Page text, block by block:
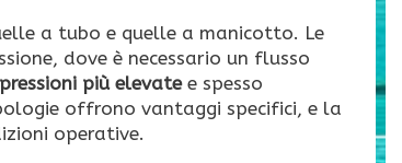
a tubo e quelle a manicotto. Le
dove è necessario un flusso
più elevatee spesso
offrono vantaggi specifici, e la
operative.